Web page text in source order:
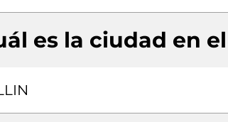
es la ciudad en